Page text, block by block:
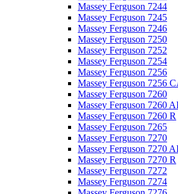
Massey Ferguson 7244
Massey Ferguson 7245
Massey Ferguson 7246
Massey Ferguson 7250
Massey Ferguson 7252
Massey Ferguson 7254
Massey Ferguson 7256
Massey Ferguson 7256
Massey Ferguson 7260
Massey Ferguson 7260
Massey Ferguson 7260 R
Massey Ferguson 7265
Massey Ferguson 7270
Massey Ferguson 7270
Massey Ferguson 7270 R
Massey Ferguson 7272
Massey Ferguson 7274